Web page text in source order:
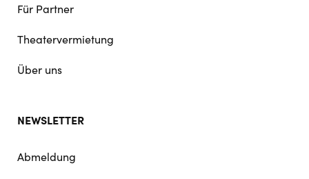
Für Partner
Theatervermietung
Über uns
NEWSLETTER
Abmeldung